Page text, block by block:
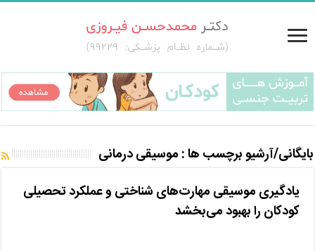
بایگانی/آرشیو برچسب ها : موسیقی درمانی
یادگیری موسیقی مهارت‌های شناختی و عملکرد تحصیلی
کودکان را بهبود می‌بخشد